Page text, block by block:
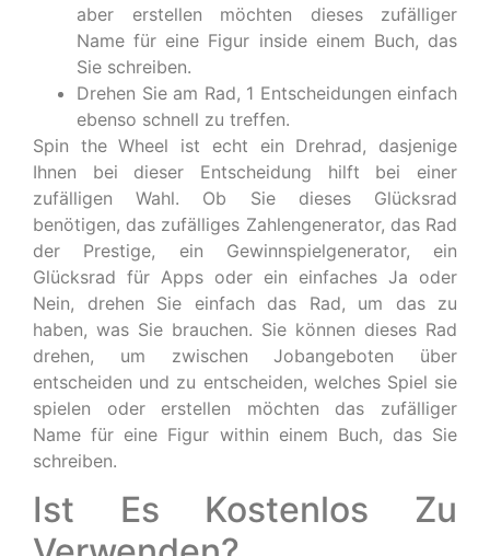
aber erstellen möchten dieses zufälliger
Name für eine Figur inside einem Buch, das
Sie schreiben.
Drehen Sie am Rad, 1 Entscheidungen einfach
ebenso schnell zu treffen.
Spin the Wheel ist echt ein Drehrad, dasjenige
Ihnen bei dieser Entscheidung hilft bei einer
zufälligen Wahl. Ob Sie dieses Glücksrad
benötigen, das zufälliges Zahlengenerator, das Rad
der Prestige, ein Gewinnspielgenerator, ein
Glücksrad für Apps oder ein einfaches Ja oder
Nein, drehen Sie einfach das Rad, um das zu
haben, was Sie brauchen. Sie können dieses Rad
drehen, um zwischen Jobangeboten über
entscheiden und zu entscheiden, welches Spiel sie
spielen oder erstellen möchten das zufälliger
Name für eine Figur within einem Buch, das Sie
schreiben.
Ist Es Kostenlos Zu